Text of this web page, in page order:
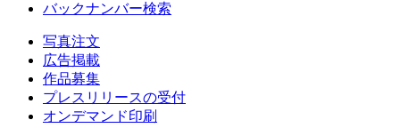
バックナンバー検索
写真注文
広告掲載
作品募集
プレスリリースの受付
オンデマンド印刷